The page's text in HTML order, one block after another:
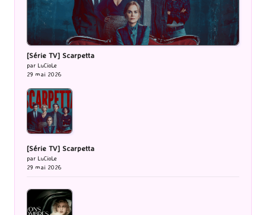
[Série TV] Scarpetta
par LuCioLe
29 mai 2026
[Série TV] Scarpetta
par LuCioLe
29 mai 2026